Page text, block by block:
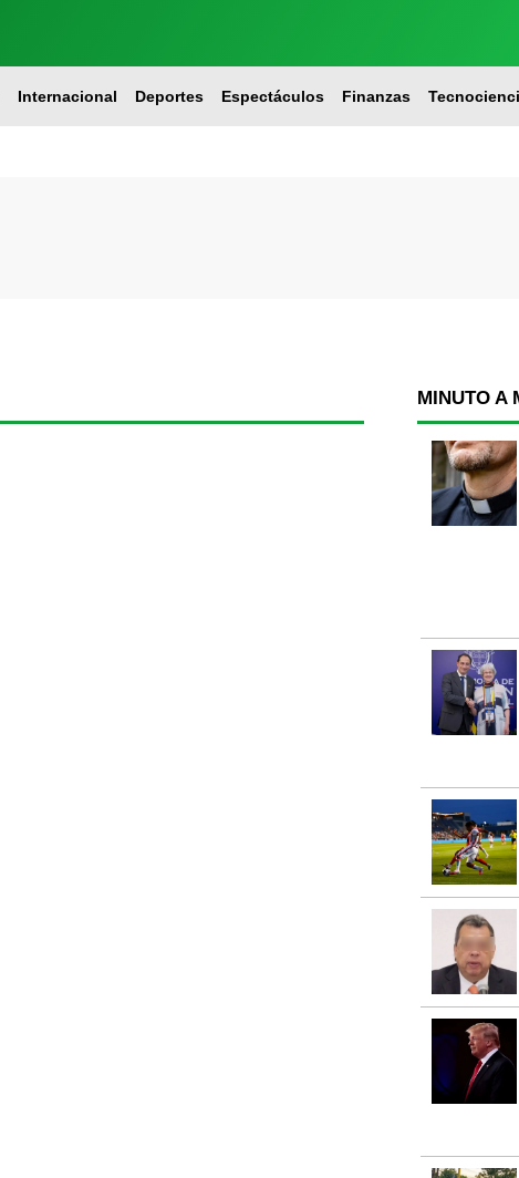
Internacional Deportes Espectáculos Finanzas
MINUTO A